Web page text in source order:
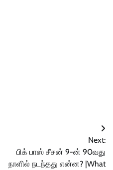
Next:
பிக் பாஸ் சீசன் 9-ன் 90வது
நாளில் நடந்தது என்ன? |What